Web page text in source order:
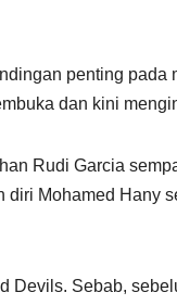
penting pada
dan kini
Rudi Garcia
Mohamed Hany
Devils. Sebab,